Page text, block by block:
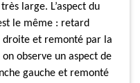
large. L’aspect du
le même : retard
droite et remonté par la
observe un aspect de
gauche et remonté